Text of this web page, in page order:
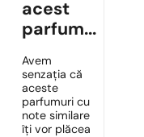
acest
parfum...
Avem
senzația că
aceste
parfumuri cu
note similare
îți vor plăcea